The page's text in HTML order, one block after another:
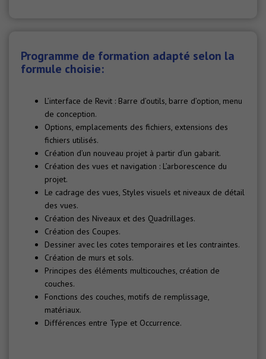
Programme de formation adapté selon la
formule choisie:
L’interface de Revit : Barre d’outils, barre d’option, menu
de conception.
Options, emplacements des fichiers, extensions des
fichiers utilisés.
Création d’un nouveau projet à partir d’un gabarit.
Création des vues et navigation : L’arborescence du
projet.
Le cadrage des vues, Styles visuels et niveaux de détail
des vues.
Création des Niveaux et des Quadrillages.
Création des Coupes.
Dessiner avec les cotes temporaires et les contraintes.
Création de murs et sols.
Principes des éléments multicouches, création de
couches.
Fonctions des couches, motifs de remplissage,
matériaux.
Différences entre Type et Occurrence.